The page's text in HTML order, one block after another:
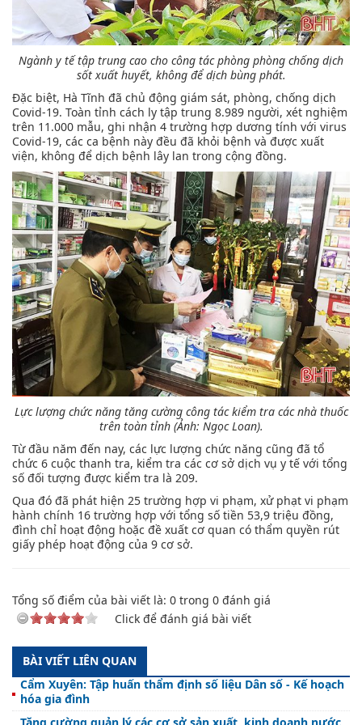
Ngành y tế tập trung cao cho công tác phòng phòng chống dịch
sốt xuất huyết, không để dịch bùng phát.
Đặc biệt, Hà Tĩnh đã chủ động giám sát, phòng, chống dịch
Covid-19. Toàn tỉnh cách ly tập trung 8.989 người, xét nghiệm
trên 11.000 mẫu, ghi nhận 4 trường hợp dương tính với virus
Covid-19, các ca bệnh này đều đã khỏi bệnh và được xuất
viện, không để dịch bệnh lây lan trong cộng đồng.
Lực lượng chức năng tăng cường công tác kiểm tra các nhà thuốc
trên toàn tỉnh (Ảnh: Ngọc Loan).
Từ đầu năm đến nay, các lực lượng chức năng cũng đã tổ
chức 6 cuộc thanh tra, kiểm tra các cơ sở dịch vụ y tế với tổng
số đối tượng được kiểm tra là 209.
Qua đó đã phát hiện 25 trường hợp vi phạm, xử phạt vi phạm
hành chính 16 trường hợp với tổng số tiền 53,9 triệu đồng,
đình chỉ hoạt động hoặc đề xuất cơ quan có thẩm quyền rút
giấy phép hoạt động của 9 cơ sở.
Tổng số điểm của bài viết là: 0 trong 0 đánh giá
Click để đánh giá bài viết
BÀI VIẾT LIÊN QUAN
Cẩm Xuyên: Tập huấn thẩm định số liệu Dân số - Kế hoạch
hóa gia đình